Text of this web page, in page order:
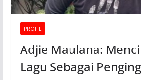
PROFIL
Adjie Maulana:
Lagu Sebagai